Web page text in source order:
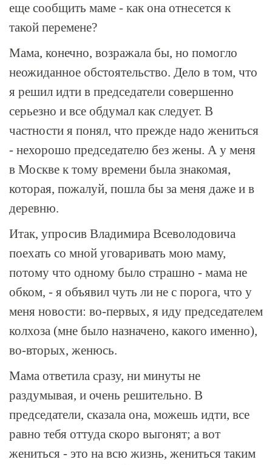
еще сообщить маме - как она отнесется к
такой перемене?
Мама, конечно, возражала бы, но помогло
неожиданное обстоятельство. Дело в том, что
я решил идти в председатели совершенно
серьезно и все обдумал как следует. В
частности я понял, что прежде надо жениться
- нехорошо председателю без жены. А у меня
в Москве к тому времени была знакомая,
которая, пожалуй, пошла бы за меня даже и в
деревню.
Итак, упросив Владимира Всеволодовича
поехать со мной уговаривать мою маму,
потому что одному было страшно - мама не
обком, - я объявил чуть ли не с порога, что у
меня новости: во-первых, я иду председателем
колхоза (мне было назначено, какого именно),
во-вторых, женюсь.
Мама ответила сразу, ни минуты не
раздумывая, и очень решительно. В
председатели, сказала она, можешь идти, все
равно тебя оттуда скоро выгонят; а вот
жениться - это на всю жизнь, жениться таким